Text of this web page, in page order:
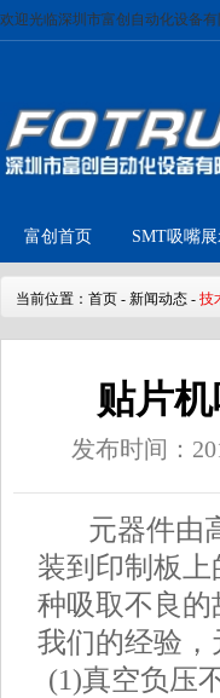
欢迎光临深圳市富创自动化设备有
富创首页 SMT吸嘴
当前位置： 首页 - 新闻动态 - 技
贴片
发布时间：
元器件由
装到印制板
种吸取不良
我们的经验
(1)真空负压